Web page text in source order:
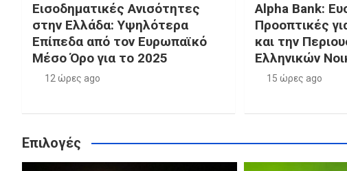
Εισοδηματικές Ανισότητες
στην Ελλάδα: Υψηλότερα
Επίπεδα από τον Ευρωπαϊκό
Μέσο Όρο για το 2025
12 ώρες ago
Alpha Bank:
Προοπτικές
και την
Ελληνικών
15 ώρες ago
Επιλογές